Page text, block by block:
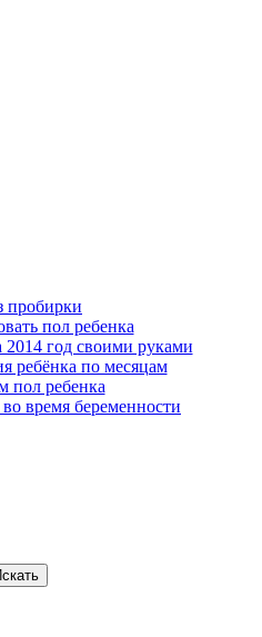
пробирки
пол ребенка
2014 год своими руками
ребёнка по месяцам
пол ребенка
время беременности